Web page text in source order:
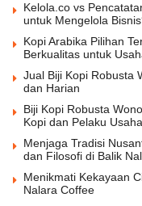
Kelola.co vs
untuk Mengelola
Kopi Arabika Pilihan
Berkualitas untuk
Jual Biji Kopi Robusta
dan Harian
Biji Kopi Robusta
Kopi dan Pelaku
Menjaga Tradisi
dan Filosofi di Balik
Menikmati Kekayaan
Nalara Coffee